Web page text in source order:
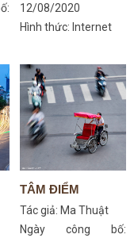
12/08/2020
Hình thức: Internet
TÂM ĐIỂM
Tác giả: Ma Thuật
Ngày công bố: